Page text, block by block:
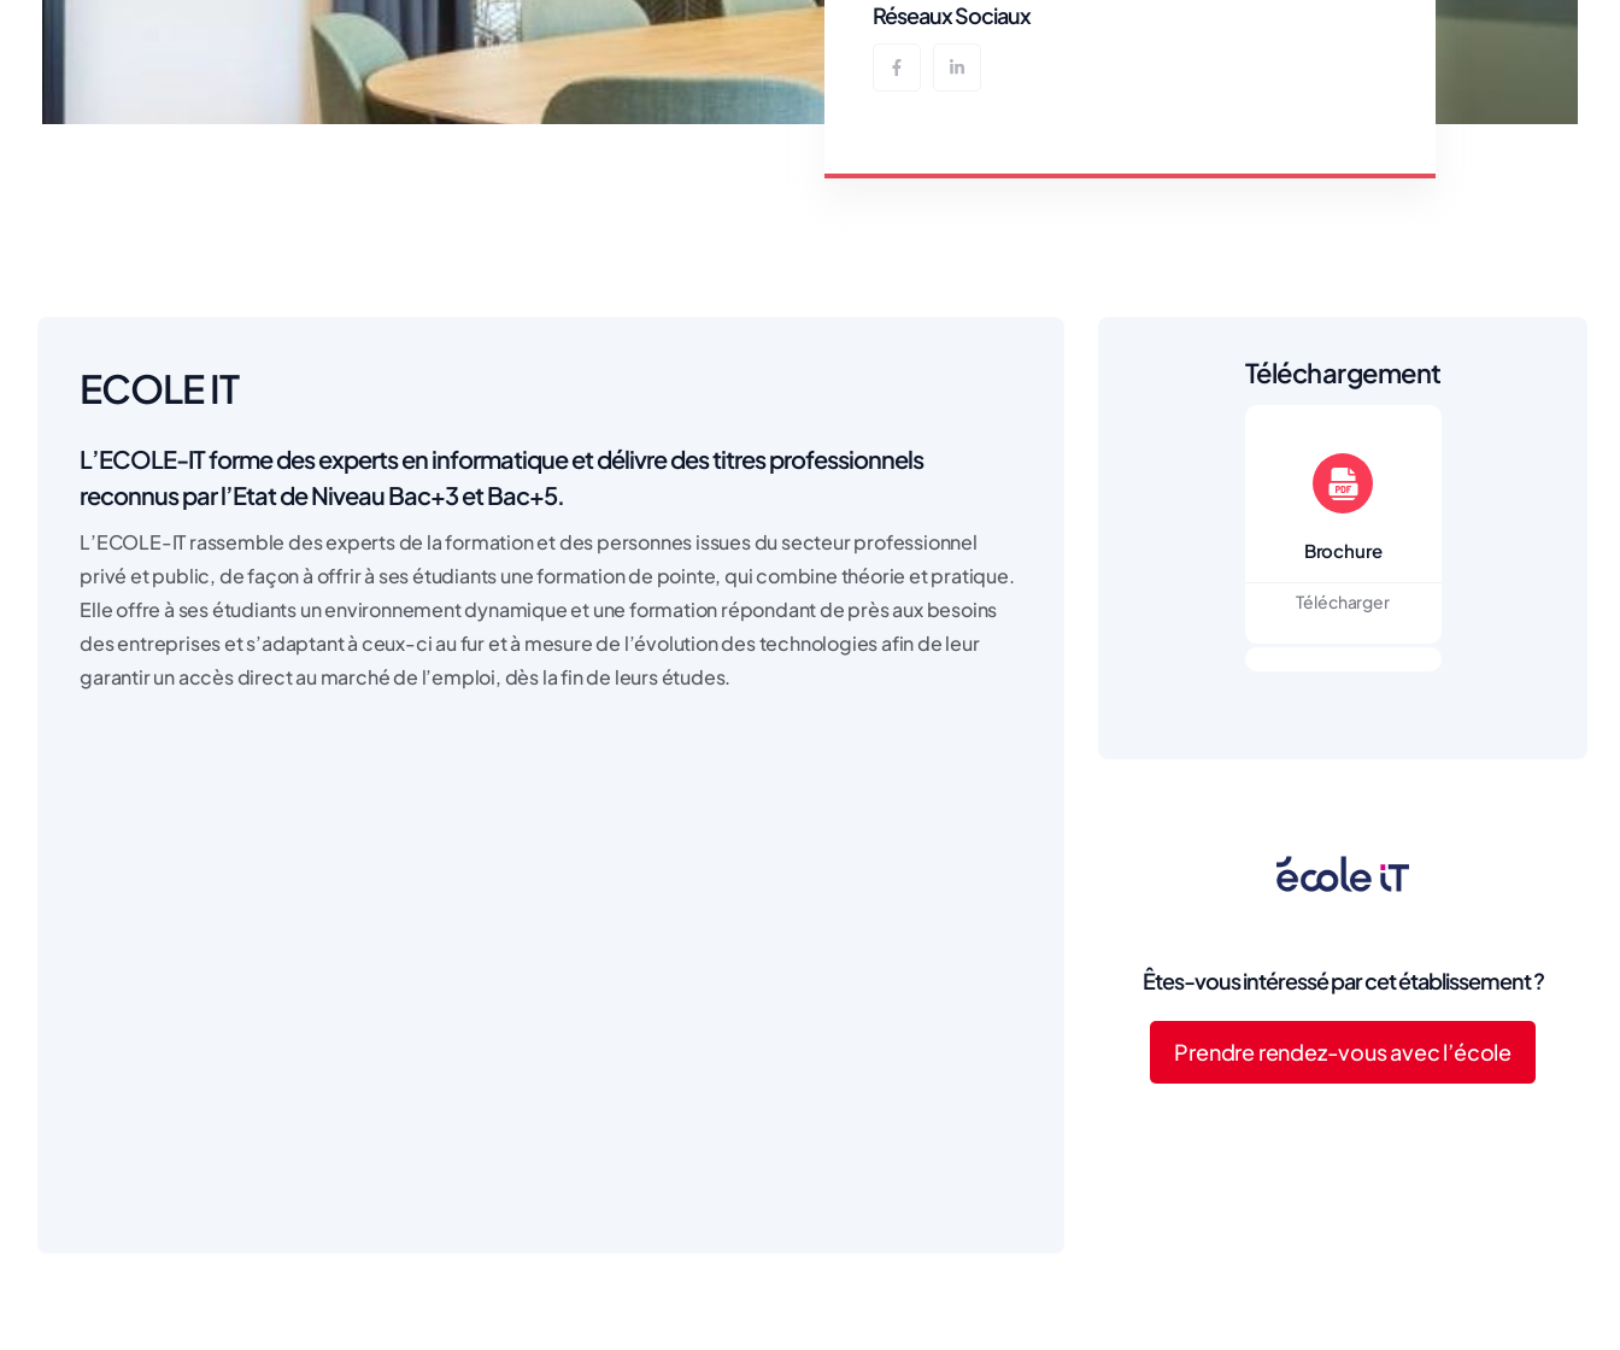
Réseaux Sociaux
ECOLE IT
L’ECOLE-IT forme des experts en informatique et délivre des titres professionnels
reconnus par l’Etat de Niveau Bac+3 et Bac+5.
L’ECOLE-IT rassemble des experts de la formation et des personnes issues du secteur professionnel
privé et public, de façon à offrir à ses étudiants une formation de pointe, qui combine théorie et pratique.
Elle offre à ses étudiants un environnement dynamique et une formation répondant de près aux besoins
des entreprises et s’adaptant à ceux-ci au fur et à mesure de l’évolution des technologies afin de leur
garantir un accès direct au marché de l’emploi, dès la fin de leurs études.
Téléchargement
Brochure
Télécharger
Êtes-vous intéressé par cet établissement ?
Prendre rendez-vous avec l’école